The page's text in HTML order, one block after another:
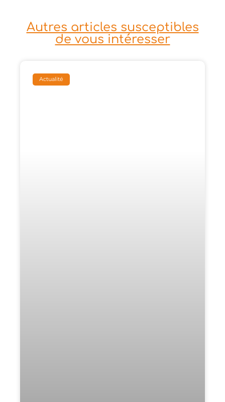
Autres articles susceptibles
de vous intéresser
Actualité